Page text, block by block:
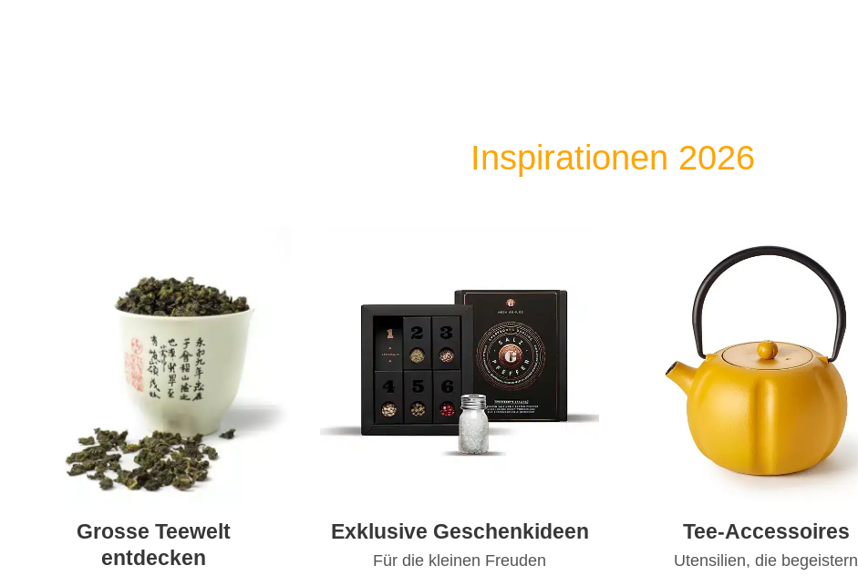
Inspirationen 2026
Grosse Teewelt
entdecken
Exklusive Geschenkideen
Für die kleinen Freuden
Tee-Accessoires
Utensilien, die begeistern